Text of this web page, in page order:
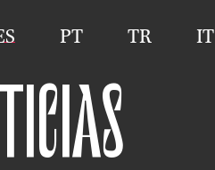
PT TR IT